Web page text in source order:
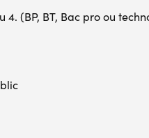
4. (BP, BT, Bac pro ou